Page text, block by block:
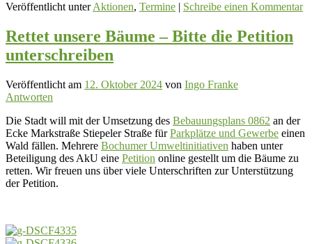
Veröffentlicht unter Aktionen, Termine | Schreibe einen Kommentar
Rettet unsere Bäume – Bitte die Petition
unterschreiben
Veröffentlicht am 12. Oktober 2024 von Ingo Franke
Antworten
Die Stadt will mit der Umsetzung des Bebauungsplans 0862 an der
Ecke Markstraße Stiepeler Straße fürParkplätze und Gewerbe einen
Wald fällen. Mehrere Bochumer Umweltinitiativen haben unter
Beteiligung des AkU eine Petition online gestellt um die Bäume zu
retten. Wir freuen uns über viele Unterschriften zur Unterstützung
der Petition.